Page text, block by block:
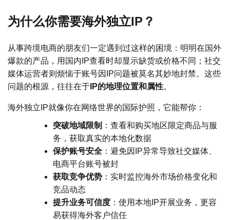
为什么你需要海外独立IP？
从事跨境电商的朋友们一定遇到过这样的困境：明明在国外
爆款的产品，用国内IP查看时却显示缺货或价格不同；社交
媒体运营者则烦恼于账号因IP问题被莫名其妙地封禁。这些
问题的根源，往往在于 IP的地理位置和属性。
海外独立IP就像你在网络世界的国际护照，它能帮你：
突破地域限制 ：查看和购买地区限定商品与服
务，获取真实的本地化数据
保护账号安全 ：避免因IP异常导致社交媒体、
电商平台账号被封
获取竞争优势 ：实时监控海外市场价格变化和
竞品动态
提升业务可信度 ：使用本地IP开展业务，更容
易获得海外客户信任